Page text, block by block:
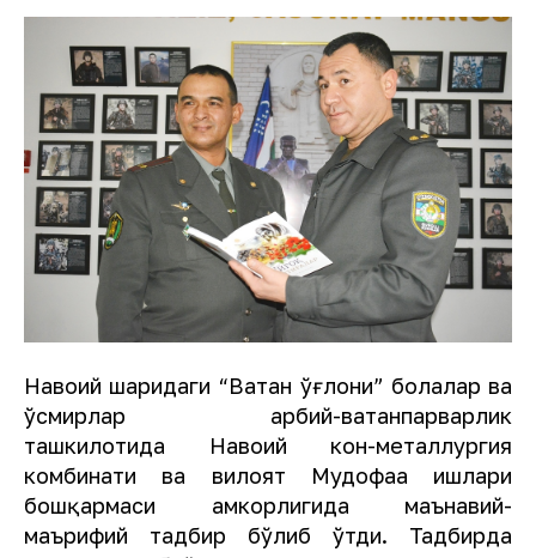
Навоий шаҳридаги “Ватан ўғлони” болалар ва
ўсмирлар ҳарбий-ватанпарварлик
ташкилотида Навоий кон-металлургия
комбинати ва вилоят Мудофаа ишлари
бошқармаси ҳамкорлигида маънавий-
маърифий тадбир бўлиб ўтди. Тадбирда